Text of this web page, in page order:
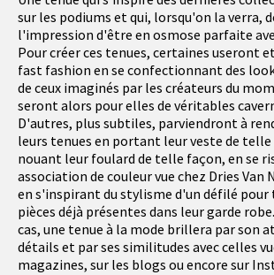
sur les podiums et qui, lorsqu'on la verra,
l'impression d'être en osmose parfaite
Pour créer ces tenues, certaines useront
fast fashion en se confectionnant des
de ceux imaginés par les créateurs du
seront alors pour elles de véritables
D'autres, plus subtiles, parviendront à
leurs tenues en portant leur veste de telle
nouant leur foulard de telle façon, en se
association de couleur vue chez Dries Van
en s'inspirant du stylisme d'un défilé pour
pièces déjà présentes dans leur garde
cas, une tenue à la mode brillera par son
détails et par ses similitudes avec celles
magazines, sur les blogs ou encore sur